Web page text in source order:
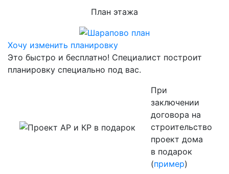
План этажа
Хочу изменить планировку
Это быстро и бесплатно! Специалист построит
планировку специально под вас.
При
заключении
договора на
строительство
проект дома
в подарок
(пример)